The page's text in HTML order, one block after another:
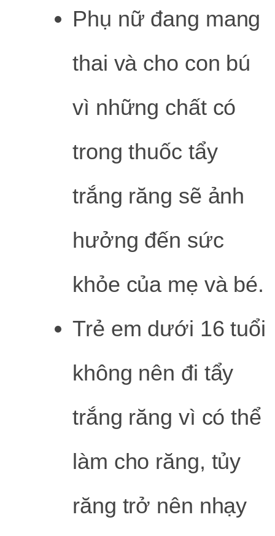
Phụ nữ đang mang
thai và cho con bú
vì những chất có
trong thuốc tẩy
trắng răng sẽ ảnh
hưởng đến sức
khỏe của mẹ và bé.
Trẻ em dưới 16 tuổi
không nên đi tẩy
trắng răng vì có thể
làm cho răng, tủy
răng trở nên nhạy